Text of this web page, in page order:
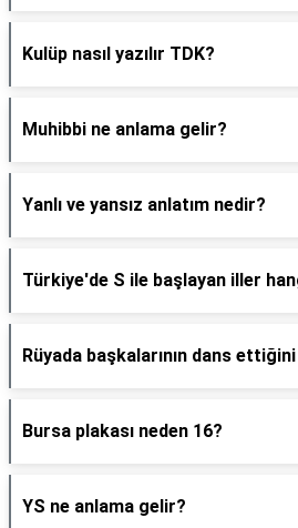
Kulüp nasıl yazılır TDK?
Muhibbi ne anlama gelir?
Yanlı ve yansız anlatım nedir?
Türkiye'de S ile başlayan iller
Rüyada başkalarının dans
Bursa plakası neden 16?
YS ne anlama gelir?